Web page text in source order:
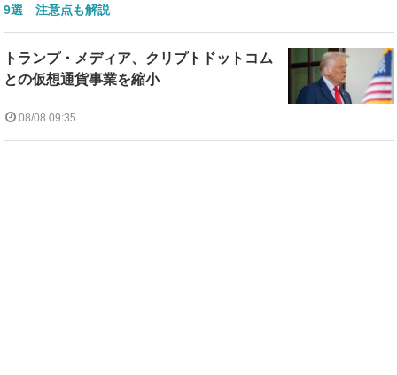
9選 注意点も解説
トランプ・メディア、クリプトドットコム
との仮想通貨事業を縮小
08/08 09:35